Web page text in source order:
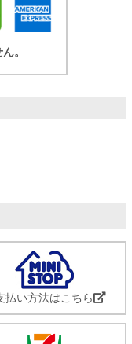
。
払い方法はこちら